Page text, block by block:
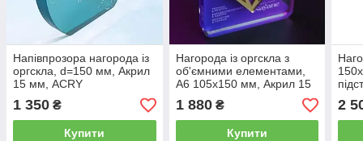
Напівпрозора нагорода із
оргскла, d=150 мм, Акрил
15 мм, ACRY
1 350 ₴
Купити
Нагорода із оргскла з
об'ємними елементами,
А6 105х150 мм, Акрил 15
мм, ACRY
1 880₴
Купити
2